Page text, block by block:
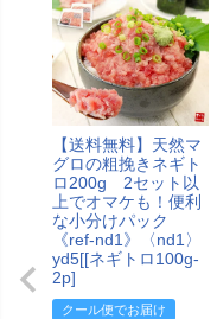
【送料無料】天然マ
グロの粗挽きネギト
ロ200g 2セット以
上でオマケも！便利
な小分けパック
《ref-nd1》〈nd1〉
yd5[[ネギトロ100g-
2p]
クール便でお届け